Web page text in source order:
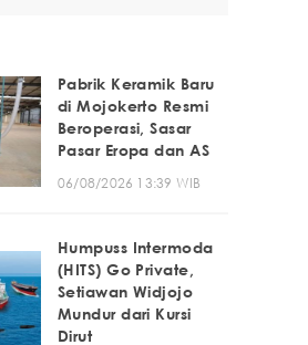
Pabrik Keramik Baru
di Mojokerto Resmi
Beroperasi, Sasar
Pasar Eropa dan AS
06/08/2026 13:39 WIB
Humpuss Intermoda
(HITS) Go Private,
Setiawan Widjojo
Mundur dari Kursi
Dirut